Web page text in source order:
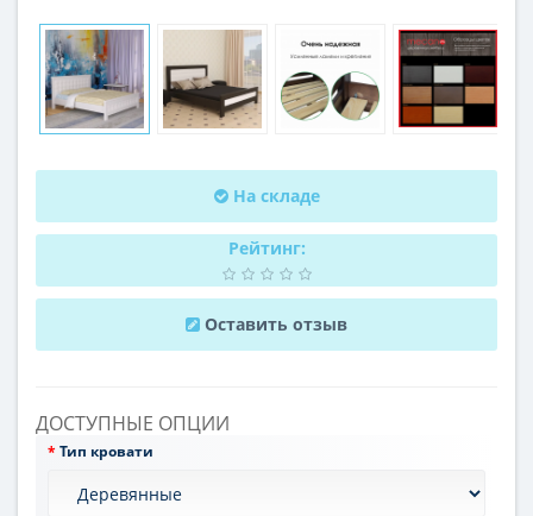
На складе
Рейтинг:
Оставить отзыв
ДОСТУПНЫЕ ОПЦИИ
Тип кровати